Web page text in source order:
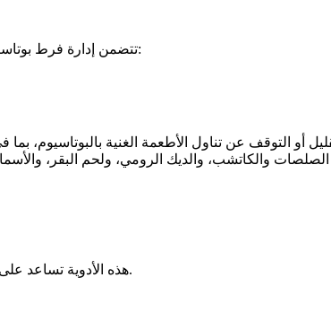
تتضمن إدارة فرط بوتاسيوم الدم تغييرات في نمط الحياة والأدوية.. وإليك بعض الطرق:
عن تناول الأطعمة الغنية بالبوتاسيوم، بما
الصلصات والكاتشب، والديك الرومي، ولحم البقر،
هذه الأدوية تساعد على خفض مستويات البوتاسيوم عن طريق ربط البوتاسيوم الزائد.